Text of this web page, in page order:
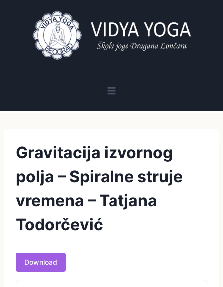
Gravitacija izvornog
polja – Spiralne struje
vremena – Tatjana
Todorčević
Download